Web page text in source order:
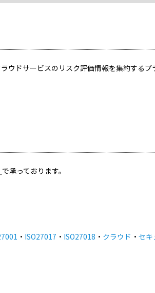
ウドサービスのリスク評価情報を集約するプ
で承っております。
・ ISO27017 ・ ISO27018 ・ クラウド ・セキ